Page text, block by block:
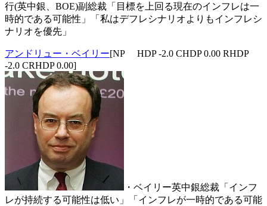
行(英中銀、BOE)副総裁「目標を上回る現在のインフレは一
時的である可能性」「私はデフレシナリオよりもインフレシ
ナリオを優先」
アンドリュー・ベイリー[NP HDP -2.0 CHDP 0.00 RHDP
-2.0 CRHDP 0.00]
・ベイリー英中銀総裁「インフ
レが持続する可能性は低い」「インフレが一時的である可能